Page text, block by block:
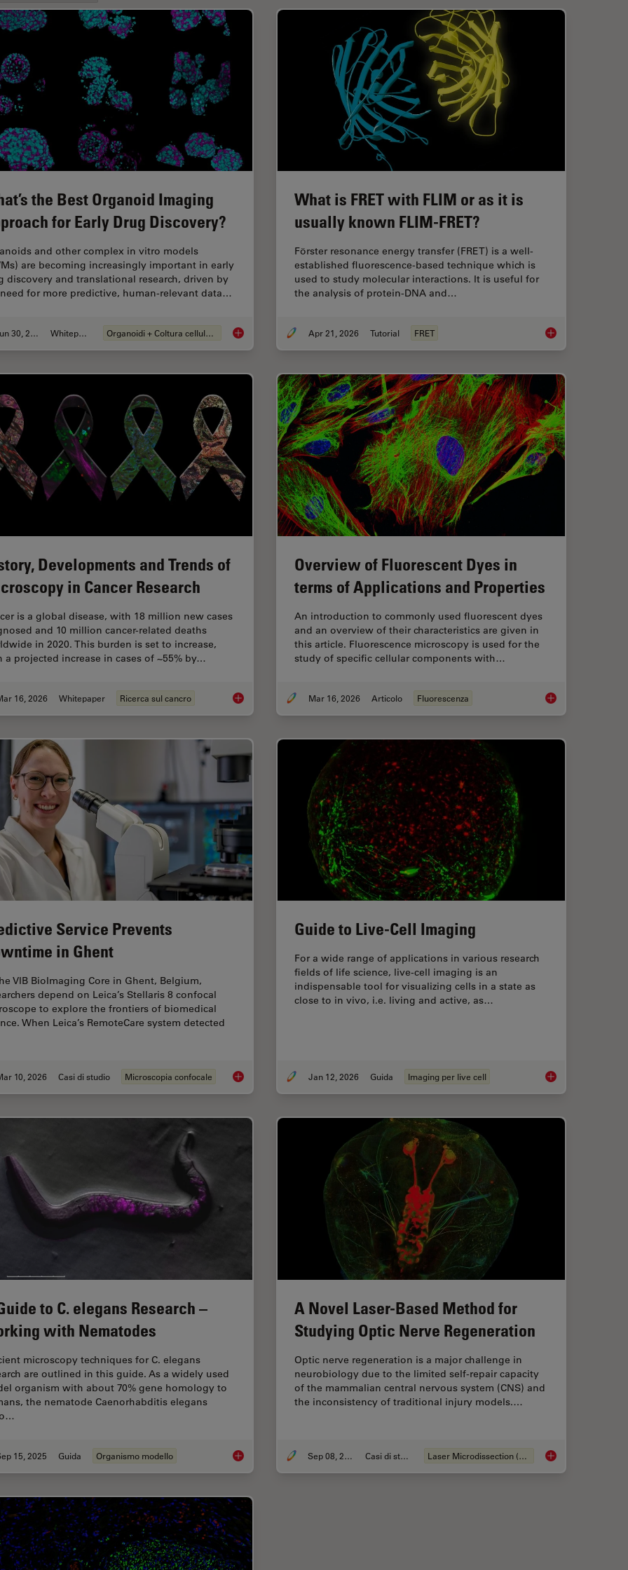
the Best Organoid Imaging
for Early Drug Discovery?
and other complex in vitro models
are becoming increasingly important in early
discovery and translational research, driven by
for more predictive, human-relevant data…
Jun 30, 2026 Whitepaper Organoidi + Coltura cellulare 3D What’s the Best Organoid Imaging Approach for Early Drug Discovery?
What is FRET with FLIM or as it is
usually known FLIM-FRET?
Förster resonance energy transfer (FRET) is a well-
established fluorescence-based technique which is
used to study molecular interactions. It is useful for
the analysis of protein-DNA and…
Apr 21, 2026 Tutorial FRET What is FRET with
Developments and Trends of
in Cancer Research
is a global disease, with 18 million new cases
and 10 million cancer-related deaths
in 2020. This burden is set to increase,
a projected increase in cases of ~55% by…
16, 2026 Whitepaper Ricerca sul cancro History, Developments and Trends of Microscopy in Cancer Research
Overview of Fluorescent Dyes in
terms of Applications and Properties
An introduction to commonly used fluorescent dyes
and an overview of their characteristics are given in
this article. Fluorescence microscopy is used for the
study of specific cellular components with…
Mar 16, 2026 Articolo Fluorescenza Overview of
Service Prevents
in Ghent
VIB BioImaging Core in Ghent, Belgium,
depend on Leica’s Stellaris 8 confocal
to explore the frontiers of biomedical
When Leica’s RemoteCare system detected
10, 2026 Casi di studio Microscopia confocale Predictive Service Prevents Downtime in Ghent
Guide to Live-Cell Imaging
For a wide range of applications in various research
fields of life science, live-cell imaging is an
indispensable tool for visualizing cells in a state as
close to in vivo, i.e. living and active, as…
Jan 12, 2026 Guida Imaging per live cell Guide to Live-Cell
to C. elegans Research –
with Nematodes
microscopy techniques for C. elegans
are outlined in this guide. As a widely used
organism with about 70% gene homology to
the nematode Caenorhabditis elegans
15, 2025 Guida Organismo modello A Guide to C. elegans Research – Working with Nematodes
A Novel Laser-Based Method for
Studying Optic Nerve Regeneration
Optic nerve regeneration is a major challenge in
neurobiology due to the limited self-repair capacity
of the mammalian central nervous system (CNS) and
the inconsistency of traditional injury models.…
Sep 08, 2025 Casi di studio Laser Microdissection (LMD) A Novel Laser-